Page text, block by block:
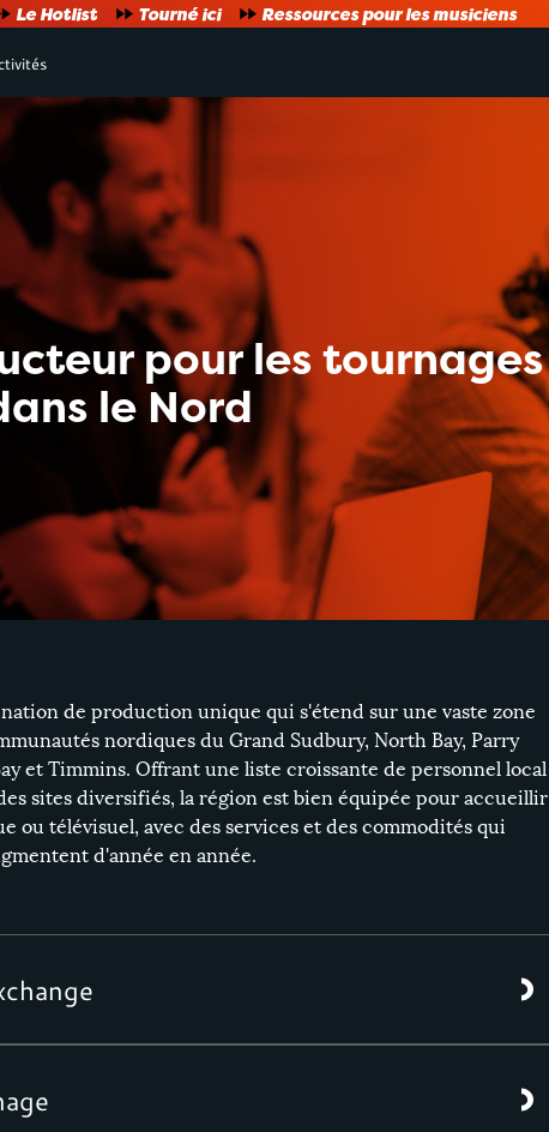
Le Hotlist Tourné ici Ressources pour les musiciens
pour les tournages
le Nord
de production unique qui s'étend sur une vaste zone
nordiques du Grand Sudbury, North Bay, Parry
et Timmins. Offrant une liste croissante de personnel local
sites diversifiés, la région est bien équipée pour accueillir
ou télévisuel, avec des services et des commodités qui
d'année en année.